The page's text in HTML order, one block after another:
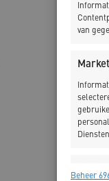
van
Beheer